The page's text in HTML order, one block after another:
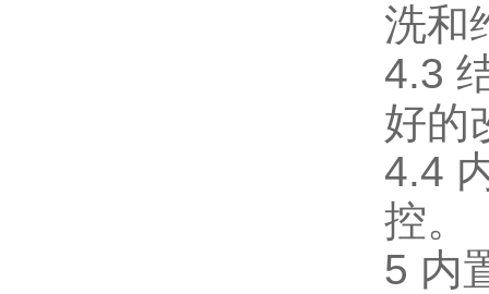
洗和
4.3
好的
4.4
控。
5 内